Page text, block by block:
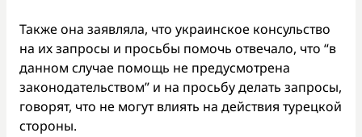
Также она заявляла, что украинское консульство
на их запросы и просьбы помочь отвечало, что “в
данном случае помощь не предусмотрена
законодательством” и на просьбу делать запросы,
говорят, что не могут влиять на действия турецкой
стороны.